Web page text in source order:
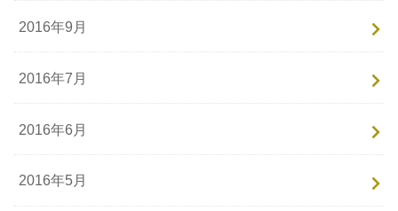
2016年9月
2016年7月
2016年6月
2016年5月